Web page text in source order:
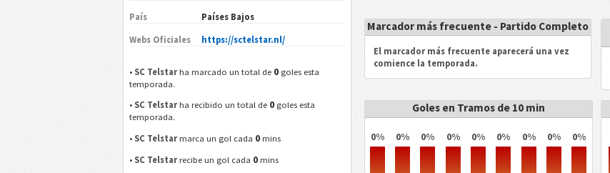
País Países Bajos
Webs Oficiales https://sctelstar.nl/
• SC Telstarha marcado un total de 0 goles esta
temporada.
• SC Telstarha recibido un total de 0 goles esta
temporada.
• SC Telstarmarca un gol cada 0 mins
• SC Telstarrecibe un gol cada 0 mins
Marcador más frecuente - Partido Completo
El marcador más frecuente aparecerá una vez
comience la temporada.
Goles en Tramos de 10 min
0% 0% 0% 0% 0% 0% 0% 0% 0%